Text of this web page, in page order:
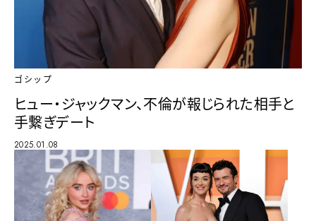
ゴシップ
ヒュー・ジャックマン、不倫が報じられた相手と
手繋ぎデート
2025.01.08